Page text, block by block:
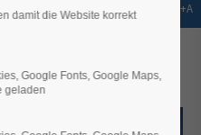
Privlaka -
3
damit die Website korrekt
Google Fonts, Google Maps,
geladen
Shift+Alt+A